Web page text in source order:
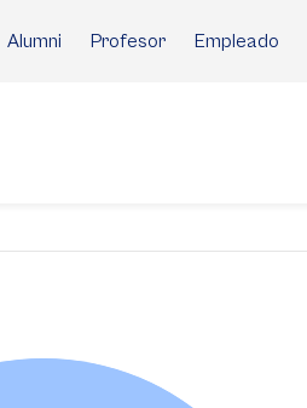
Alumni Profesor Empleado